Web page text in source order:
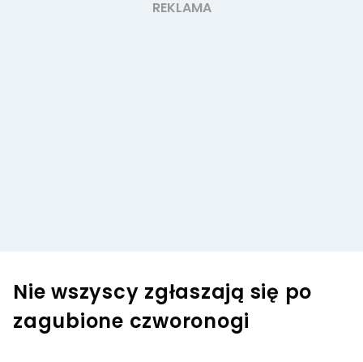
Nie wszyscy zgłaszają się po
zagubione czworonogi